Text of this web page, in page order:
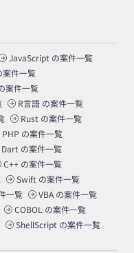
JavaScript の案件一覧
案件一覧
案件一覧
R言語 の案件一覧
Rust の案件一覧
PHP の案件一覧
Dart の案件一覧
C++ の案件一覧
Swift の案件一覧
一覧 VBA の案件一覧
COBOL の案件一覧
ShellScript の案件一覧